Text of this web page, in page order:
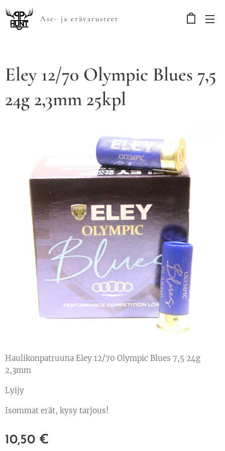
Ase- ja erävarusteet
Eley 12/70 Olympic Blues 7,5
24g 2,3mm 25kpl
Haulikonpatruuna Eley 12/70 Olympic Blues 7,5 24g
2,3mm
Lyijy
Isommat erät, kysy tarjous!
10,50 €